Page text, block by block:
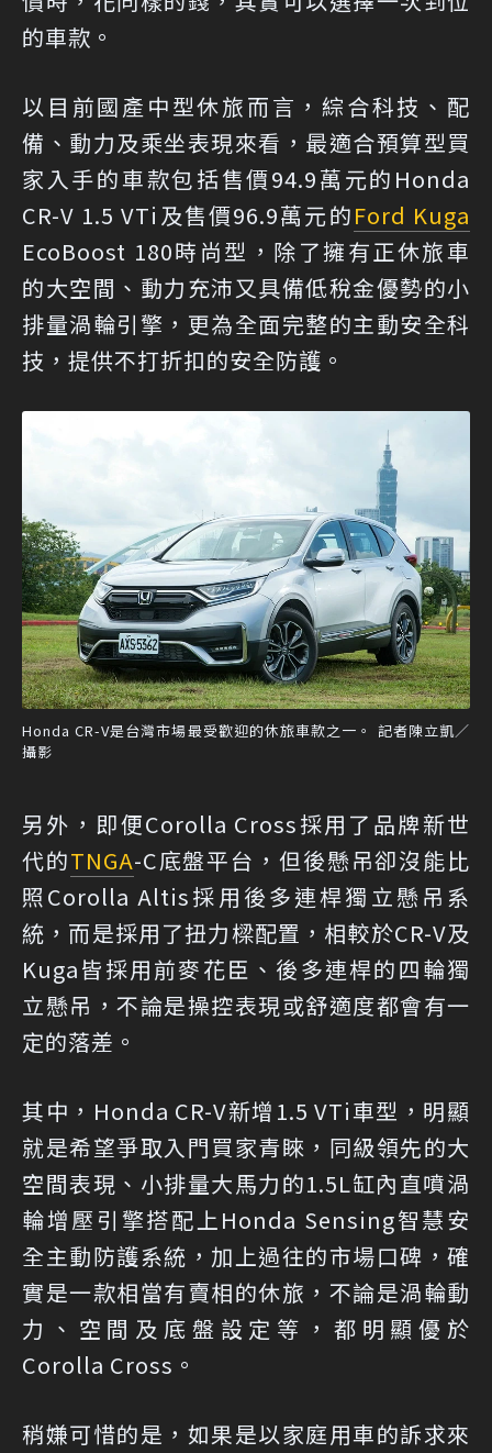
的車款。
以目前國產中型休旅而言，綜合科技、配
備、動力及乘坐表現來看，最適合預算型買
家入手的車款包括售價94.9萬元的Honda
CR-V 1.5 VTi及售價96.9萬元的Ford Kuga
EcoBoost 180時尚型，除了擁有正休旅車
的大空間、動力充沛又具備低稅金優勢的小
排量渦輪引擎，更為全面完整的主動安全科
技，提供不打折扣的安全防護。
Honda CR-V是台灣市場最受歡迎的休旅車款之一。 記者陳立凱／
攝影
另外，即便Corolla Cross採用了品牌新世
代的TNGA-C底盤平台，但後懸吊卻沒能比
照Corolla Altis採用後多連桿獨立懸吊系
統，而是採用了扭力樑配置，相較於CR-V及
Kuga皆採用前麥花臣、後多連桿的四輪獨
立懸吊，不論是操控表現或舒適度都會有一
定的落差。
其中，Honda CR-V新增1.5 VTi車型，明顯
就是希望爭取入門買家青睞，同級領先的大
空間表現、小排量大馬力的1.5L缸內直噴渦
輪增壓引擎搭配上Honda Sensing智慧安
全主動防護系統，加上過往的市場口碑，確
實是一款相當有賣相的休旅，不論是渦輪動
力、空間及底盤設定等，都明顯優於
Corolla Cross。
稍嫌可惜的是，如果是以家庭用車的訴求來